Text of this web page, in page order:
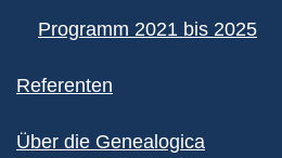
Programm 2021 bis 2025
Referenten
Über die Genealogica